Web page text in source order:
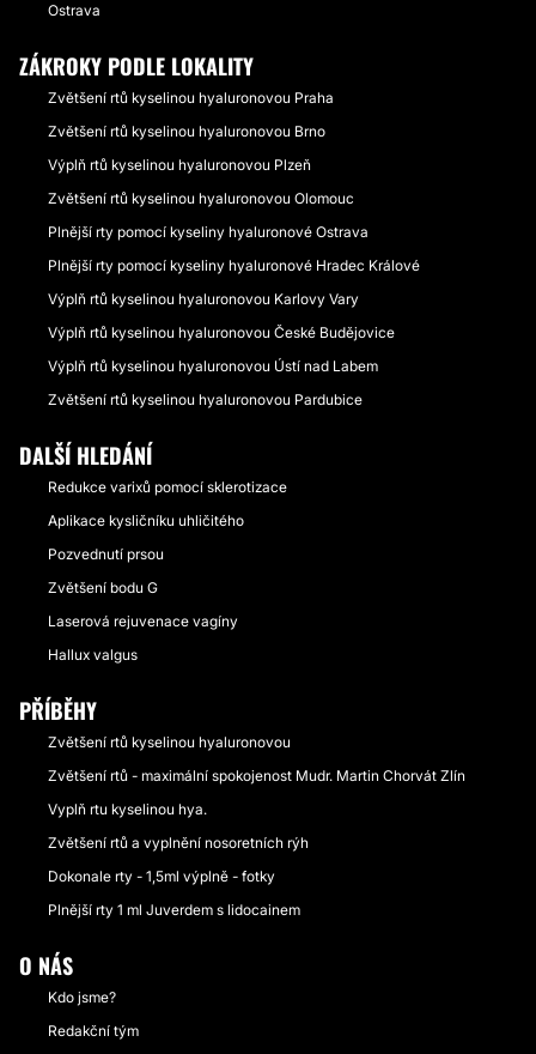
Ostrava
ZÁKROKY PODLE LOKALITY
Zvětšení rtů kyselinou hyaluronovou Praha
Zvětšení rtů kyselinou hyaluronovou Brno
Výplň rtů kyselinou hyaluronovou Plzeň
Zvětšení rtů kyselinou hyaluronovou Olomouc
Plnější rty pomocí kyseliny hyaluronové Ostrava
Plnější rty pomocí kyseliny hyaluronové Hradec Králové
Výplň rtů kyselinou hyaluronovou Karlovy Vary
Výplň rtů kyselinou hyaluronovou České Budějovice
Výplň rtů kyselinou hyaluronovou Ústí nad Labem
Zvětšení rtů kyselinou hyaluronovou Pardubice
DALŠÍ HLEDÁNÍ
Redukce varixů pomocí sklerotizace
Aplikace kysličníku uhličitého
Pozvednutí prsou
Zvětšení bodu G
Laserová rejuvenace vagíny
Hallux valgus
PŘÍBĚHY
Zvětšení rtů kyselinou hyaluronovou
Zvětšení rtů - maximální spokojenost Mudr. Martin Chorvát Zlín
Vyplň rtu kyselinou hya.
Zvětšení rtů a vyplnění nosoretních rýh
Dokonale rty - 1,5ml výplně - fotky
Plnější rty 1 ml Juverdem s lidocainem
O NÁS
Kdo jsme?
Redakční tým